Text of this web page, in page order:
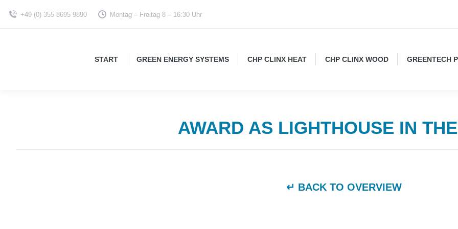
+49 (0) 355 8695 9890 Montag – Freitag 8 – 16:30 Uhr
START GREEN ENERGY SYSTEMS CHP CLINX HEAT CHP CLINX WOOD GREENTECH
AWARD AS LIGHTHOUSE IN
↵ BACK TO OVERVIEW